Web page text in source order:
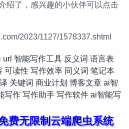
绍了，感兴趣的小伙伴可以点击
2023/1127/1578337.shtml
url 智能写作工具 反义词 语言表
可读性 写作效率 同义词 笔记本
关键词 商业计划 博客文章 ai智
写作 写作助手 写作软件 ai智能写
费无限制云端爬虫系统